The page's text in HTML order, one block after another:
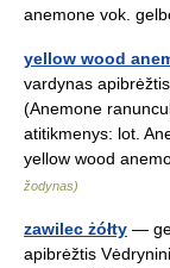
anemone vok.
yellow wood
vardynas
(Anemone
atitikmenys: lot.
yellow wood
žodynas)
zawilec żółty —
apibrėžtis